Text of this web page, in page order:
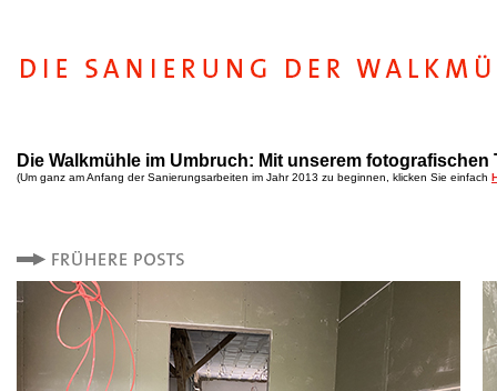
Die Walkmühle im Umbruch: Mit unserem
(Um ganz am Anfang der Sanierungsarbeiten im Jahr 2013 zu beginnen, klicken Sie einfach